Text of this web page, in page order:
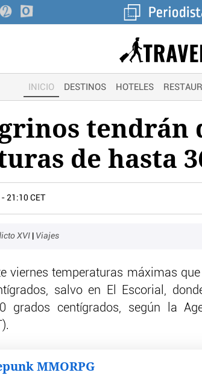
INICIO DESTINOS HOTELES
tendrán
de hasta
- 21:10 CET
XVI Viajes
viernes temperaturas máximas
salvo en El Escorial,
grados centígrados, según la
MMORPG